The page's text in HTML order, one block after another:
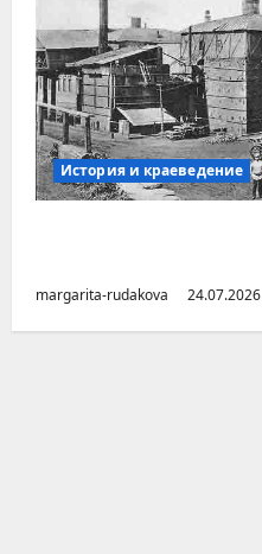
История и краеведение
margarita-rudakova 24.07.2026